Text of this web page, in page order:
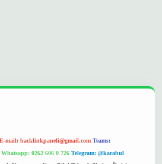
E-mail: backlinkpaneli@gmail.com Teams:
Whatsapp: 0262 606 0 726 Telegram: @karabul